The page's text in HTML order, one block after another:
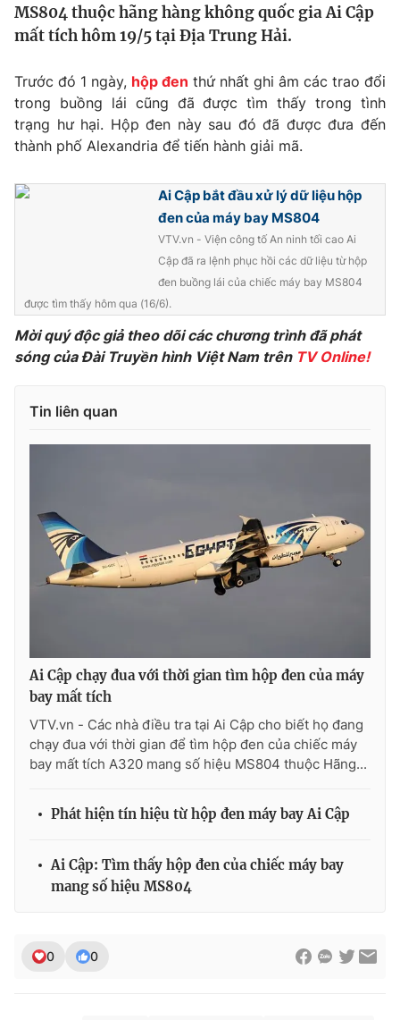
Thế giới
Thế giới đó đây
Câu chuyện quốc tế
Kinh tế
Tài chính
Thị trường
Góc doanh nghiệp
Dữ liệu và đời sống
Truyền hình
Nhân vật
Khán giả
Giải sao mai
Âm nhạc
Sao
Du lịch
Làm đẹp
Giáo dục
Học trực tuyến
Tư vấn
Giao lưu trực tuyến
Chuyên mục khác
Podcast
Video
VTV Money VTV Thể thao
VTV Sức khoẻ Bất động sản
Thị trường 24h Tấm lòng Việt
VTV9
MS804 thuộc hãng hàng không quốc gia Ai Cập
mất tích hôm 19/5 tại Địa Trung Hải.
Trước đó 1 ngày, hộp đen thứ nhất ghi âm các trao đổi
trong buồng lái cũng đã được tìm thấy trong tình
trạng hư hại. Hộp đen này sau đó đã được đưa đến
thành phố Alexandria để tiến hành giải mã.
Ai Cập bắt đầu xử lý dữ liệu hộp
đen của máy bay MS804
VTV.vn - Viện công tố An ninh tối cao Ai
Cập đã ra lệnh phục hồi các dữ liệu từ hộp
đen buồng lái của chiếc máy bay MS804
được tìm thấy hôm qua (16/6).
Mời quý độc giả theo dõi các chương trình đã phát
sóng của Đài Truyền hình Việt Nam trên TV Online!
Tin liên quan
Ai Cập chạy đua với thời gian tìm hộp đen của máy
bay mất tích
VTV.vn - Các nhà điều tra tại Ai Cập cho biết họ đang
chạy đua với thời gian để tìm hộp đen của chiếc máy
bay mất tích A320 mang số hiệu MS804 thuộc Hãng...
Phát hiện tín hiệu từ hộp đen máy bay Ai Cập
Ai Cập: Tìm thấy hộp đen của chiếc máy bay
mang số hiệu MS804
0 0